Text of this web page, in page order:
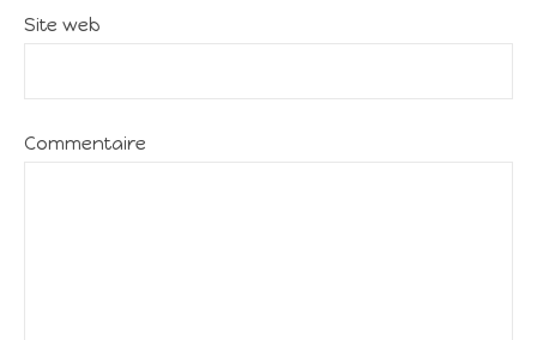
Site web
Commentaire